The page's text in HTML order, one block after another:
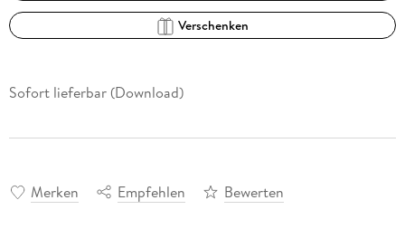
Verschenken
Sofort lieferbar (Download)
Merken Empfehlen Bewerten